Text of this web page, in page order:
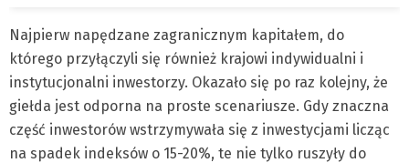
Najpierw napędzane zagranicznym kapitałem, do
którego przyłączyli się również krajowi indywidualni i
instytucjonalni inwestorzy. Okazało się po raz kolejny, że
giełda jest odporna na proste scenariusze. Gdy znaczna
część inwestorów wstrzymywała się z inwestycjami licząc
na spadek indeksów o 15-20%, te nie tylko ruszyły do